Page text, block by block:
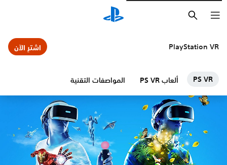
PlayStation VR
PS VR ألعاب PS VR المواصفات التقنية
اشترِ الآن